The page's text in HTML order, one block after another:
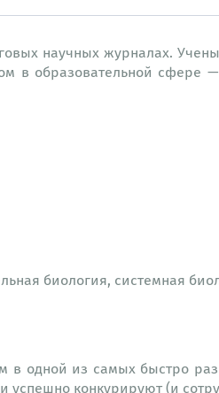
научных журналах.
в образовательной
биология, системная
одной из самых быстро
успешно конкурируют (и